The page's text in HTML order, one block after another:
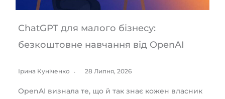
ChatGPT для малого бізнесу:
безкоштовне навчання від OpenAI
Ірина Куніченко 28 Липня, 2026
OpenAI визнала те, що й так знає кожен власник